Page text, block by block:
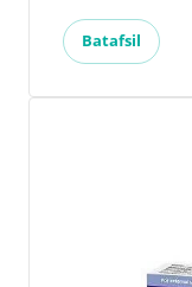
Batafsil